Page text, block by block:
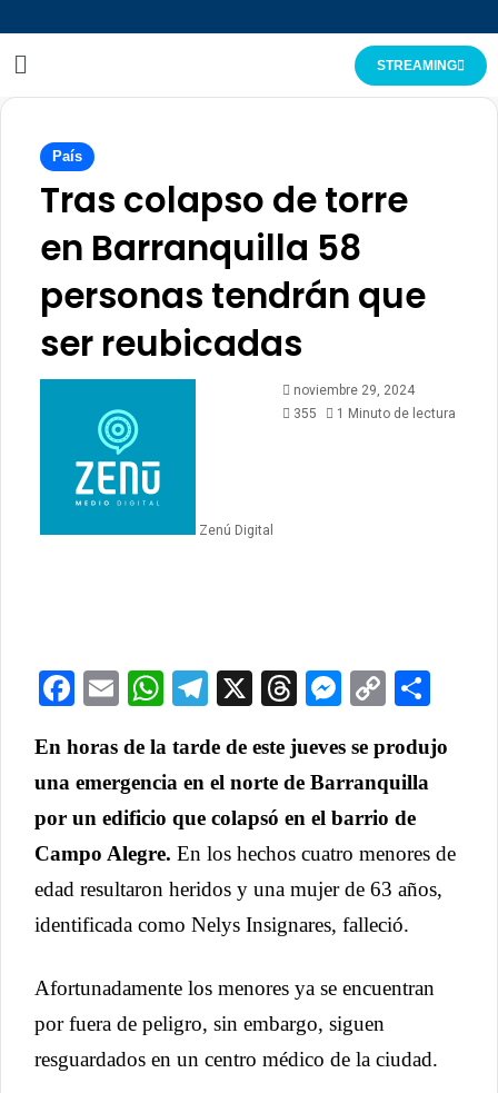
STREAMING
País
Tras colapso de torre
en Barranquilla 58
personas tendrán que
ser reubicadas
Zenú Digital
noviembre 29, 2024
355
1 Minuto de lectura
Facebook
EmailWhatsApp
Telegram
X ThreadsCopy
En horas de la tarde de este jueves se produjo
una emergencia en el norte de Barranquilla
por un edificio que colapsó en el barrio de
Campo Alegre. En los hechos cuatro menores de
edad resultaron heridos y una mujer de 63 años,
identificada como Nelys Insignares, falleció.
Afortunadamente los menores ya se encuentran
por fuera de peligro, sin embargo, siguen
resguardados en un centro médico de la ciudad.